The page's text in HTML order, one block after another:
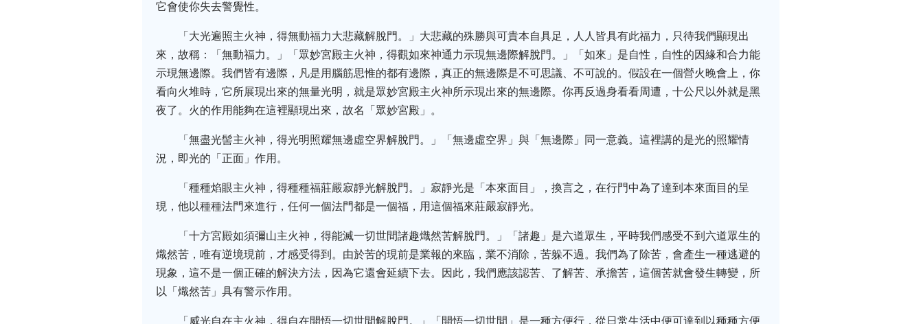
它會使你失去警覺性。
「大光遍照主火神，得無動福力大悲藏解脫門。」大悲藏的殊勝與可貴本自具足，人人皆具有此福力，只待我們顯現出
來，故稱：「無動福力。」「眾妙宮殿主火神，得觀如來神通力示現無邊際解脫門。」「如來」是自性，自性的因緣和合力能
示現無邊際。我們皆有邊際，凡是用腦筋思惟的都有邊際，真正的無邊際是不可思議、不可說的。假設在一個營火晚會上，你
看向火堆時，它所展現出來的無量光明，就是眾妙宮殿主火神所示現出來的無邊際。你再反過身看看周遭，十公尺以外就是黑
夜了。火的作用能夠在這裡顯現出來，故名「眾妙宮殿」。
「無盡光髻主火神，得光明照耀無邊虛空界解脫門。」「無邊虛空界」與「無邊際」同一意義。這裡講的是光的照耀情
況，即光的「正面」作用。
「種種焰眼主火神，得種種福莊嚴寂靜光解脫門。」寂靜光是「本來面目」，換言之，在行門中為了達到本來面目的呈
現，他以種種法門來進行，任何一個法門都是一個福，用這個福來莊嚴寂靜光。
「十方宮殿如須彌山主火神，得能滅一切世間諸趣熾然苦解脫門。」「諸趣」是六道眾生，平時我們感受不到六道眾生的
熾然苦，唯有逆境現前，才感受得到。由於苦的現前是業報的來臨，業不消除，苦躲不過。我們為了除苦，會產生一種逃避的
現象，這不是一個正確的解決方法，因為它還會延續下去。因此，我們應該認苦、了解苦、承擔苦，這個苦就會發生轉變，所
以「熾然苦」具有警示作用。
「威光自在主火神，得自在開悟一切世間解脫門。」「開悟一切世間」是一種方便行，從日常生活中便可達到以種種方便